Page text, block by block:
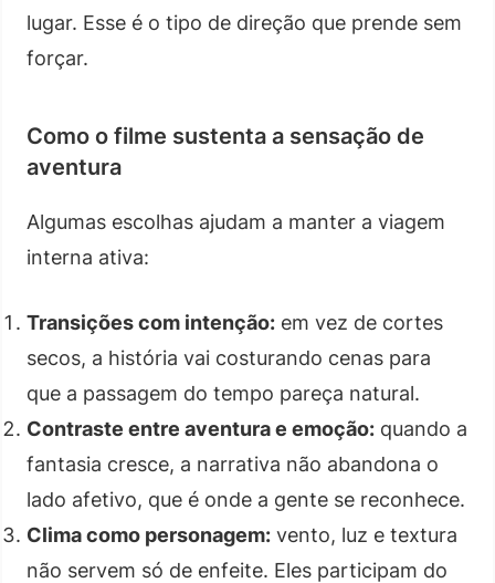
lugar. Esse é o tipo de direção que prende sem
forçar.
Como o filme sustenta a sensação de
aventura
Algumas escolhas ajudam a manter a viagem
interna ativa:
Transições com intenção: em vez de cortes
secos, a história vai costurando cenas para
que a passagem do tempo pareça natural.
Contraste entre aventura e emoção: quando a
fantasia cresce, a narrativa não abandona o
lado afetivo, que é onde a gente se reconhece.
Clima como personagem: vento, luz e textura
não servem só de enfeite. Eles participam do